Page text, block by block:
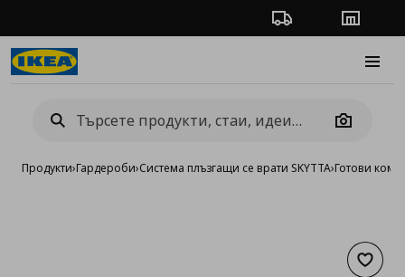
Проследяване на
Camera
Продукти›Гардероби›Система плъзгащи се врати SKYTTA›Готови